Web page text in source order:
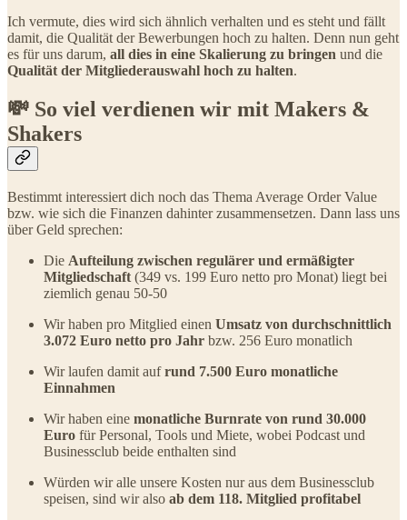
Ich vermute, dies wird sich ähnlich verhalten und es steht und fällt
damit, die Qualität der Bewerbungen hoch zu halten. Denn nun geht
es für uns darum, all dies in eine Skalierung zu bringen und die
Qualität der Mitgliederauswahl hoch zu halten.
💸 So viel verdienen wir mit Makers &
Shakers
Bestimmt interessiert dich noch das Thema Average Order Value
bzw. wie sich die Finanzen dahinter zusammensetzen. Dann lass uns
über Geld sprechen:
Die Aufteilung zwischen regulärer und ermäßigter
Mitgliedschaft (349 vs. 199 Euro netto pro Monat) liegt bei
ziemlich genau 50-50
Wir haben pro Mitglied einen Umsatz von durchschnittlich
3.072 Euro netto pro Jahr bzw. 256 Euro monatlich
Wir laufen damit aufrund 7.500 Euro monatliche
Einnahmen
Wir haben eine monatliche Burnrate von rund 30.000
Euro für Personal, Tools und Miete, wobei Podcast und
Businessclub beide enthalten sind
Würden wir alle unsere Kosten nur aus dem Businessclub
speisen, sind wir also ab dem 118. Mitglied profitabel